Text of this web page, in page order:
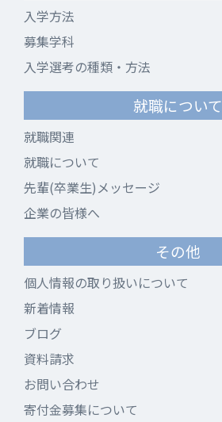
入学方法
募集学科
入学選考の種類・方法
就職について
就職関連
就職について
先輩(卒業生)メッセージ
企業の皆様へ
その他
個人情報の取り扱いについて
新着情報
ブログ
資料請求
お問い合わせ
寄付金募集について